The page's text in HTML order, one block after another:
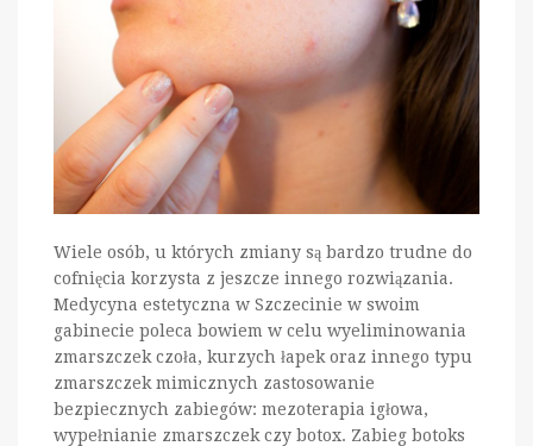
Wiele osób, u których zmiany są bardzo trudne do
cofnięcia korzysta z jeszcze innego rozwiązania.
Medycyna estetyczna w Szczecinie w swoim
gabinecie poleca bowiem w celu wyeliminowania
zmarszczek czoła, kurzych łapek oraz innego typu
zmarszczek mimicznych zastosowanie
bezpiecznych zabiegów: mezoterapia igłowa,
wypełnianie zmarszczek czy botox. Zabieg botoks